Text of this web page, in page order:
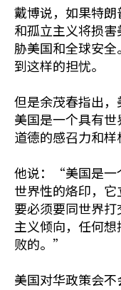
戴博说，如果特
和孤立主义将损
胁美国和全球安
到这样的担忧。
但是余茂春指出
美国是一个具有
道德的感召力和样
他说：“美国是一
世界性的烙印，
要必须要同世界
主义倾向，任何
败的。”
美国对华政策会不